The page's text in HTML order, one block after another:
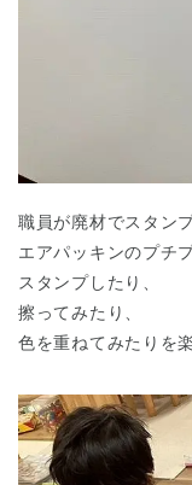
職員が廃材でスタン
エアパッキンのプチ
スタンプしたり、
擦ってみたり、
色を重ねてみたりを